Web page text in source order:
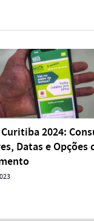
Curitiba 2024:
Datas e Opções